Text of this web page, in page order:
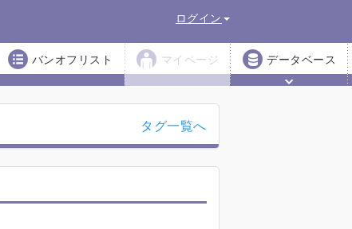
ログイン
バンオフリスト マイページ データベース
タグ一覧へ